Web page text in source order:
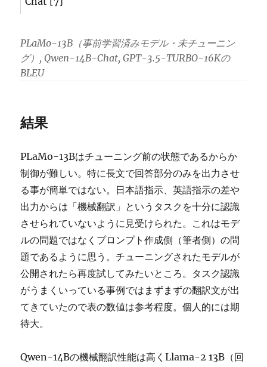
PLaMo-13B（事前学習済みモデル・未チューニン
グ）, Qwen-14B-Chat, GPT-3.5-TURBO-16Kの
BLEU
結果
PLaMo-13Bはチューニング前の状態であるからか
制御が難しい。特に長文で回答部分のみを出力させ
る事が簡単ではない。日本語指示、英語指示の差や
出力からは「機械翻訳」というタスクを十分に認識
させられていないように見受けられた。これはモデ
ルの問題ではなくプロンプト作成側（筆者側）の問
題であるように思う。チューニングされたモデルが
公開されたら再度試してみたいところ。タスク認識
がうまくいっている事例ではまずまずの翻訳文が出
てきていたので表の数値は参考程度。個人的には期
待大。
Qwen-14Bの機械翻訳性能は高くLlama-2 13B（回